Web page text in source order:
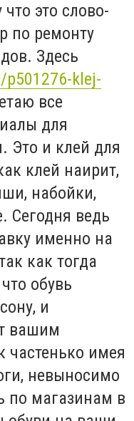
это слово-
по ремонту
Здесь
klej-
все
для
Это и клей для
клей наирит,
набойки,
Сегодня ведь
именно на
как тогда
обувь
и
вашим
имея
невыносимо
по магазинам в